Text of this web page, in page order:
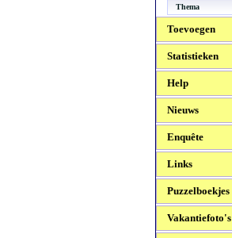
Thema
Toevoegen
Statistieken
Help
Nieuws
Enquête
Links
Puzzelboekjes
Vakantiefoto's